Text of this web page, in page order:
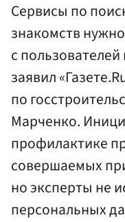
Сервисы по
знакомств
с
заявил
по
Марченко.
профилактике
совершаемых
но эксперты не
персональных